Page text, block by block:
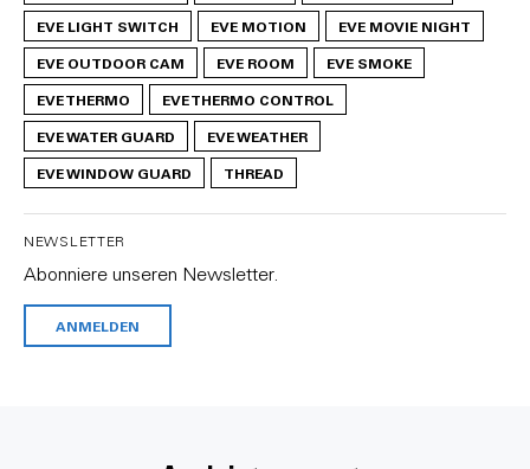
EVE LIGHT SWITCH
EVE MOTION
EVE MOVIE NIGHT
EVE OUTDOOR CAM
EVE ROOM
EVE SMOKE
EVE THERMO
EVE THERMO CONTROL
EVE WATER GUARD
EVE WEATHER
EVE WINDOW GUARD
THREAD
NEWSLETTER
Abonniere unseren Newsletter.
ANMELDEN